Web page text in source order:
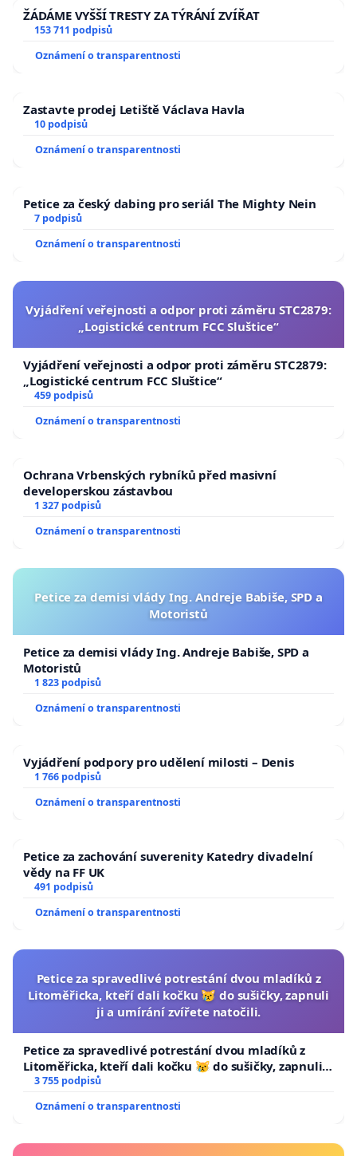
ŽÁDÁME VYŠŠÍ TRESTY ZA TÝRÁNÍ ZVÍŘAT
153 711 podpisů
Oznámení o transparentnosti
Zastavte prodej Letiště Václava Havla
10 podpisů
Oznámení o transparentnosti
Petice za český dabing pro seriál The Mighty Nein
7 podpisů
Oznámení o transparentnosti
Vyjádření veřejnosti a odpor proti záměru STC2879:
„Logistické centrum FCC Sluštice“
Vyjádření veřejnosti a odpor proti záměru STC2879:
„Logistické centrum FCC Sluštice“
459 podpisů
Oznámení o transparentnosti
Ochrana Vrbenských rybníků před masivní
developerskou zástavbou
1 327 podpisů
Oznámení o transparentnosti
Petice za demisi vlády Ing. Andreje Babiše, SPD a
Motoristů
Petice za demisi vlády Ing. Andreje Babiše, SPD a
Motoristů
1 823 podpisů
Oznámení o transparentnosti
Vyjádření podpory pro udělení milosti – Denis
1 766 podpisů
Oznámení o transparentnosti
Petice za zachování suverenity Katedry divadelní
vědy na FF UK
491 podpisů
Oznámení o transparentnosti
Petice za spravedlivé potrestání dvou mladíků z
Litoměřicka, kteří dali kočku 😿 do sušičky, zapnuli
ji a umírání zvířete natočili.
Petice za spravedlivé potrestání dvou mladíků z
Litoměřicka, kteří dali kočku 😿 do sušičky, zapnuli ji
a umírání zvířete natočili.
3 755 podpisů
Oznámení o transparentnosti